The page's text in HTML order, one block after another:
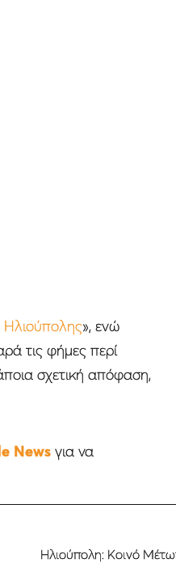
Ηλιούπολης», ενώ
τις φήμες περί
σχετική απόφαση,
Newsγια να
Ηλιούπολη: Κοινό